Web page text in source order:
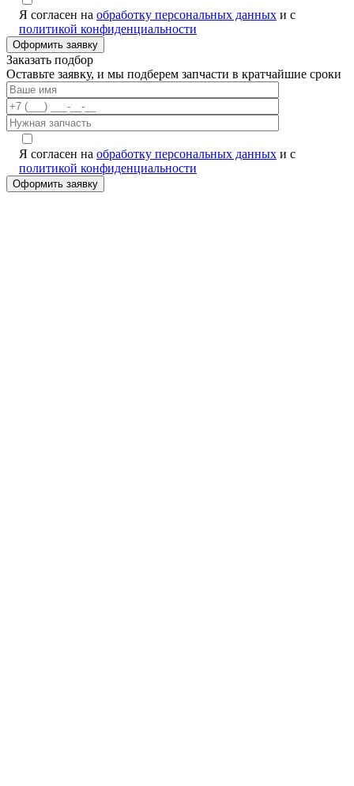
Я согласен на обработку персональных данных и с
политикой конфиденциальности
Заказать подбор
Оставьте заявку, и мы подберем запчасти в кратчайшие сроки
Я согласен на обработку персональных данных и с
политикой конфиденциальности